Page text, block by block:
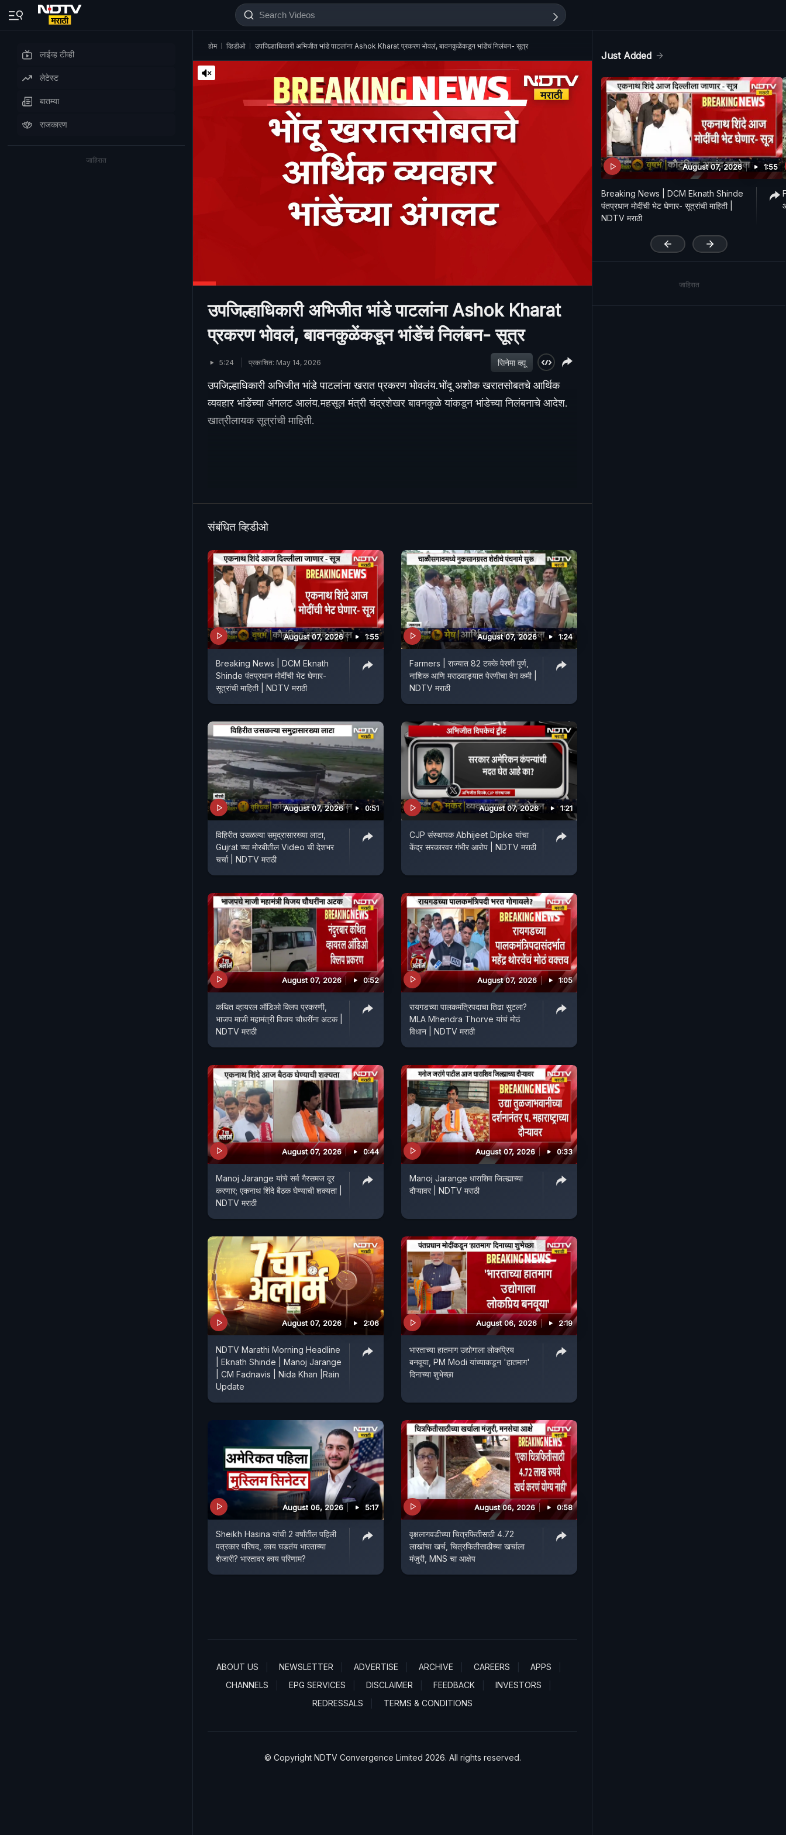
लाईव्ह टीव्ही
लेटेस्ट
बातम्या
राजकारण
जाहिरात
होम व्हिडीओ उपजिल्हाधिकारी अभिजीत भांडे पाटलांना Ashok Kharat प्रकरण भोवलं, बावनकुळेंकडून भांडेंचं निलंबन- सूत्र
उपजिल्हाधिकारी अभिजीत भांडे पाटलांना Ashok Kharat
प्रकरण भोवलं, बावनकुळेंकडून भांडेंचं निलंबन- सूत्र
5:24 प्रकाशित: May 14, 2026 सिनेमा व्ह्यू
उपजिल्हाधिकारी अभिजीत भांडे पाटलांना खरात प्रकरण भोवलंय.भोंदू अशोक खरातसोबतचे आर्थिक
व्यवहार भांडेंच्या अंगलट आलंय.महसूल मंत्री चंद्रशेखर बावनकुळे यांकडून भांडेच्या निलंबनाचे आदेश.
खात्रीलायक सूत्रांची माहिती.
संबंधित व्हिडीओ
August 07, 2026 1:55
Breaking News | DCM Eknath
Shinde पंतप्रधान मोदींची भेट घेणार-
सूत्रांची माहिती | NDTV मराठी
August 07, 2026 1:24
Farmers | राज्यात 82 टक्के पेरणी पूर्ण,
नाशिक आणि मराठवाड्यात पेरणीचा वेग कमी |
NDTV मराठी
August 07, 2026 0:51
विहिरीत उसळल्या समुद्रासारख्या लाटा,
Gujrat च्या मोरबीतील Video ची देशभर
चर्चा | NDTV मराठी
August 07, 2026 1:21
CJP संस्थापक Abhijeet Dipke यांचा
केंद्र सरकारवर गंभीर आरोप | NDTV मराठी
August 07, 2026 0:52
कथित व्हायरल ऑडिओ क्लिप प्रकरणी,
भाजप माजी महामंत्री विजय चौधरींना अटक |
NDTV मराठी
August 07, 2026 1:05
रायगडच्या पालकमंत्रिपदाचा तिढा सुटला?
MLA Mhendra Thorve यांचं मोठं
विधान | NDTV मराठी
August 07, 2026 0:44
Manoj Jarange यांचे सर्व गैरसमज दूर
करणार; एकनाथ शिंदे बैठक घेण्याची शक्यता |
NDTV मराठी
August 07, 2026 0:33
Manoj Jarange धाराशिव जिल्ह्याच्या
दौऱ्यावर | NDTV मराठी
August 07, 2026 2:06
NDTV Marathi Morning Headline
| Eknath Shinde | Manoj Jarange
| CM Fadnavis | Nida Khan |Rain
Update
August 06, 2026 2:19
भारताच्या हातमाग उद्योगाला लोकप्रिय
बनवूया, PM Modi यांच्याकडून 'हातमाग'
दिनाच्या शुभेच्छा
August 06, 2026 5:17
Sheikh Hasina यांची 2 वर्षांतील पहिली
पत्रकार परिषद, काय घडतंय भारताच्या
शेजारी? भारतावर काय परिणाम?
August 06, 2026 0:58
वृक्षलागवडीच्या चित्रफितीसाठी 4.72
लाखांचा खर्च, चित्रफितीसाठीच्या खर्चाला
मंजुरी, MNS चा आक्षेप
ABOUT US NEWSLETTER ADVERTISE ARCHIVE CAREERS
APPS
CHANNELS
EPG SERVICES DISCLAIMER FEEDBACK
INVESTORS
REDRESSALS
TERMS & CONDITIONS
© Copyright NDTV Convergence Limited 2026. All rights reserved.
Just Added
August 07, 2026 1:55
Breaking News | DCM Eknath Shinde
पंतप्रधान मोदींची भेट घेणार- सूत्रांची माहिती |
NDTV मराठी
जाहिरात